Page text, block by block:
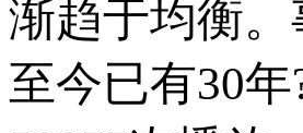
渐趋于均衡
至今已有30年